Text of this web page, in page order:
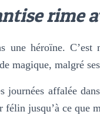
rime
héroïne. C’est
magique, malgré
journées affalée
jusqu’à ce que